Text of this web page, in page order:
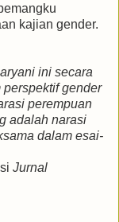
kajian gender.
ini secara
gender
perempuan
adalah narasi
dalam esai-
Jurnal